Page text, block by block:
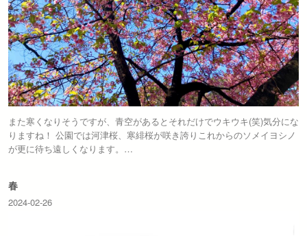
また寒くなりそうですが、青空があるとそれだけでウキウキ(笑)気分にな
りますね！ 公園では河津桜、寒緋桜が咲き誇りこれからのソメイヨシノ
が更に待ち遠しくなります。…
春
2024-02-26